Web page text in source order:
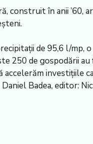
construit în anii ’60,
de 95,6 l/
250 de gospodării
investițiile
Badea, editor: